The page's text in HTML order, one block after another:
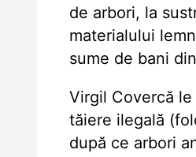
de arbori, la
materialului
sume de bani
Virgil Covercă
tăiere ilegală
după ce arbori